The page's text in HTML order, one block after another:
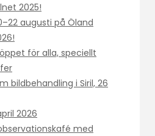
2025!
augusti på Öland
för alla, speciellt
bildbehandling i Siril, 26
2026
med